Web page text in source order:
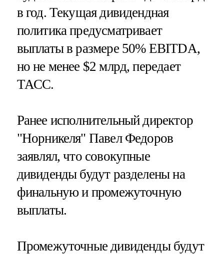
в год. Текущая дивидендная
политика предусматривает
выплаты в размере 50% EBITDA,
но не менее $2 млрд, передает
ТАСС.
Ранее исполнительный директор
"Норникеля" Павел Федоров
заявлял, что совокупные
дивиденды будут разделены на
финальную и промежуточную
выплаты.
Промежуточные дивиденды будут